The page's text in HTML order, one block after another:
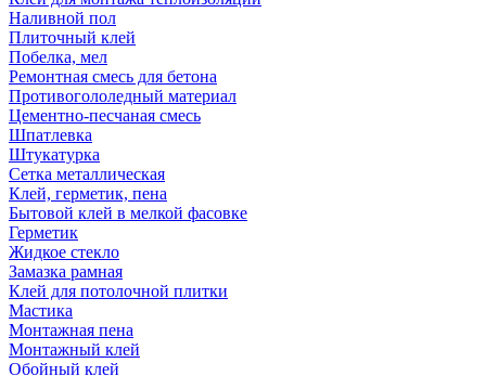
Наливной пол
Плиточный клей
Побелка, мел
Ремонтная смесь для бетона
Противогололедный материал
Цементно-песчаная смесь
Шпатлевка
Штукатурка
Сетка металлическая
Клей, герметик, пена
Бытовой клей в мелкой фасовке
Герметик
Жидкое стекло
Замазка рамная
Клей для потолочной плитки
Мастика
Монтажная пена
Монтажный клей
Обойный клей